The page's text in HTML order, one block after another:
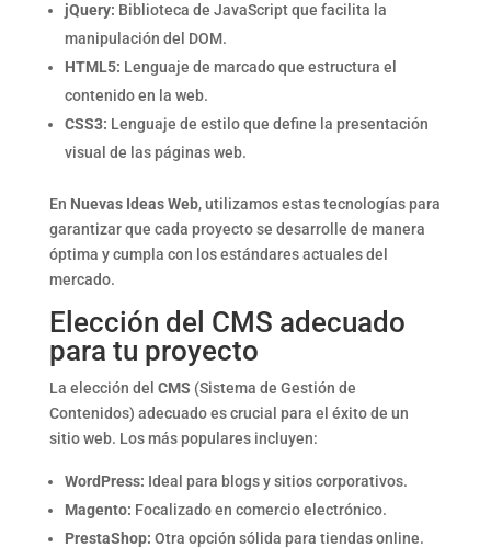
jQuery: Biblioteca de JavaScript que facilita la
manipulación del DOM.
HTML5: Lenguaje de marcado que estructura el
contenido en la web.
CSS3: Lenguaje de estilo que define la presentación
visual de las páginas web.
En Nuevas Ideas Web, utilizamos estas tecnologías para
garantizar que cada proyecto se desarrolle de manera
óptima y cumpla con los estándares actuales del
mercado.
Elección del CMS adecuado
para tu proyecto
La elección del CMS (Sistema de Gestión de
Contenidos) adecuado es crucial para el éxito de un
sitio web. Los más populares incluyen:
WordPress: Ideal para blogs y sitios corporativos.
Magento: Focalizado en comercio electrónico.
PrestaShop: Otra opción sólida para tiendas online.